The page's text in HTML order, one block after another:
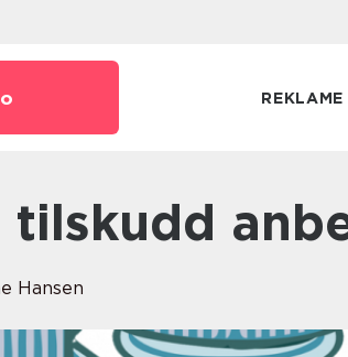
REKLAME
tilskudd
Hansen